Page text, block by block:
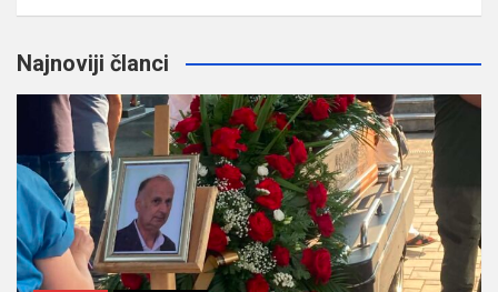
Najnoviji članci